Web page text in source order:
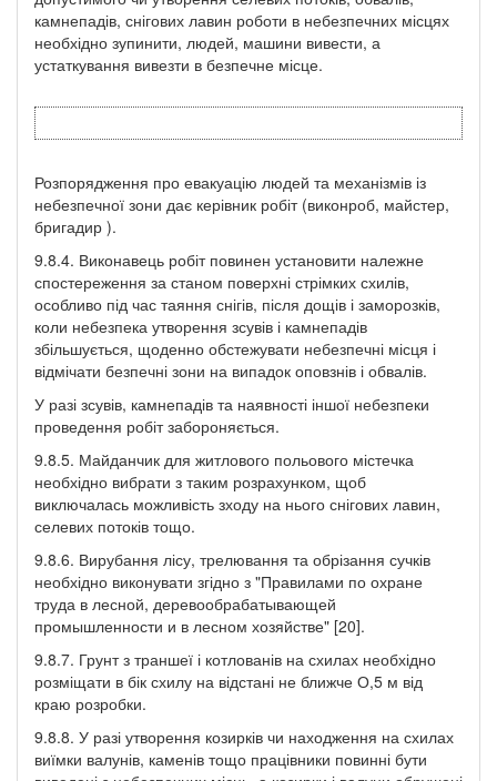
камнепадів, снігових лавин роботи в небезпечних місцях
необхідно зупинити, людей, машини вивести, а
устаткування вивезти в безпечне місце.
Розпорядження про евакуацію людей та механізмів із
небезпечної зони дає керівник робіт (виконроб, майстер,
бригадир ).
9.8.4. Виконавець робіт повинен установити належне
спостереження за станом поверхні стрімких схилів,
особливо під час таяння снігів, після дощів і заморозків,
коли небезпека утворення зсувів і камнепадів
збільшується, щоденно обстежувати небезпечні місця і
відмічати безпечні зони на випадок оповзнів і обвалів.
У разі зсувів, камнепадів та наявності іншої небезпеки
проведення робіт забороняється.
9.8.5. Майданчик для житлового польового містечка
необхідно вибрати з таким розрахунком, щоб
виключалась можливість зходу на нього снігових лавин,
селевих потоків тощо.
9.8.6. Вирубання лісу, трелювання та обрізання сучків
необхідно виконувати згідно з "Правилами по охране
труда в лесной, деревообрабатывающей
промышленности и в лесном хозяйстве" [20].
9.8.7. Грунт з траншеї і котлованів на схилах необхідно
розміщати в бік схилу на відстані не ближче О,5 м від
краю розробки.
9.8.8. У разі утворення козирків чи находження на схилах
виїмки валунів, каменів тощо працівники повинні бути